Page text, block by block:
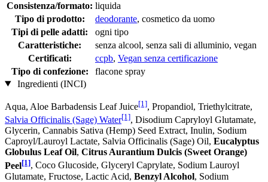
Consistenza/formato: liquida
Tipo di prodotto:
deodorante, cosmetico da uomo
Tipi di pelle adatti:
ogni tipo
Caratteristiche:
senza alcool, senza sali di alluminio, vegan
Certificati:
ccpb, Vegan senza certificazione
Tipo di confezione:
flacone spray
Ingredienti (INCI)
Aqua, Aloe Barbadensis Leaf Juice[1], Propandiol, Triethylcitrate,
Salvia Officinalis (Sage) Water[1], Disodium Capryloyl Glutamate,
Glycerin, Cannabis Sativa (Hemp) Seed Extract, Inulin, Sodium
Caproyl/Lauroyl Lactate, Salvia Officinalis (Sage) Oil, Eucalyptus
Globulus Leaf Oil, Citrus Aurantium Dulcis (Sweet Orange)
Peel[1], Coco Glucoside, Glyceryl Caprylate, Sodium Lauroyl
Glutamate, Fructose, Lactic Acid, Benzyl Alcohol, Sodium